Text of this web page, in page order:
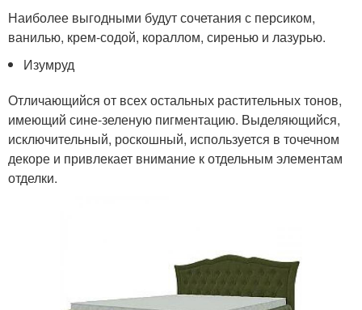
Наиболее выгодными будут сочетания с персиком,
ванилью, крем-содой, кораллом, сиренью и лазурью.
Изумруд
Отличающийся от всех остальных растительных тонов,
имеющий сине-зеленую пигментацию. Выделяющийся,
исключительный, роскошный, используется в точечном
декоре и привлекает внимание к отдельным элементам
отделки.